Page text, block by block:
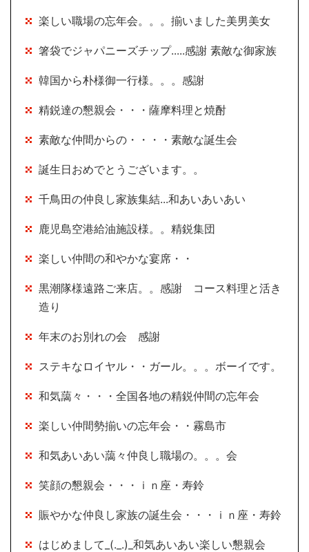
楽しい職場の忘年会。。。揃いました美男美女
箸袋でジャパニーズチップ.....感謝 素敵な御家族
韓国から朴様御一行様。。。感謝
精鋭達の懇親会・・・薩摩料理と焼酎
素敵な仲間からの・・・・素敵な誕生会
誕生日おめでとうございます。。
千鳥田の仲良し家族集結...和あいあいあい
鹿児島空港給油施設様。。精鋭集団
楽しい仲間の和やかな宴席・・
黒潮隊様遠路ご来店。。感謝 コース料理と活き
造り
年末のお別れの会 感謝
ステキなロイヤル・・ガール。。。ボーイです。
和気藹々・・・全国各地の精鋭仲間の忘年会
楽しい仲間勢揃いの忘年会・・霧島市
和気あいあい藹々仲良し職場の。。。会
笑顔の懇親会・・・ｉｎ座・寿鈴
賑やかな仲良し家族の誕生会・・・ｉｎ座・寿鈴
はじめまして_(._.)_和気あいあい楽しい懇親会